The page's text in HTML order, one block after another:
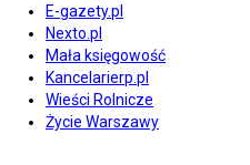
E-gazety.pl
Nexto.pl
Mała księgowość
Kancelarierp.pl
Wieści Rolnicze
Życie Warszawy